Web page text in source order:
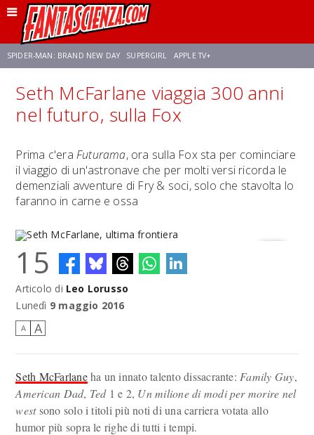
SPIDER-MAN: BRAND NEW DAY SUPERGIRL APPLE TV+
FRANCO RICCIARDIELLO ZENDAYA STAR TREK AVENGERS: DOOMSDAY
Seth McFarlane viaggia 300 anni
nel futuro, sulla Fox
Prima c'era Futurama, ora sulla Fox sta per cominciare
il viaggio di un'astronave che per molti versi ricorda le
demenziali avventure di Fry & soci, solo che stavolta lo
faranno in carne e ossa
Seth McFarlane, ultima frontiera
15
Articolo di Leo Lorusso
Lunedì 9 maggio 2016
A A
Seth McFarlaneha un innato talento dissacrante: Family Guy,
American Dad, Ted1 e 2, Un milione di modi per morire nel
westsono solo i titoli più noti di una carriera votata allo
humor più sopra le righe di tutti i tempi.